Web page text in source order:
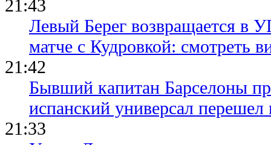
21:43
Левый Берег возвращается в
матче с Кудровкой: смотреть
21:42
Бывший капитан Барселоны
испанский универсал перешел
21:33